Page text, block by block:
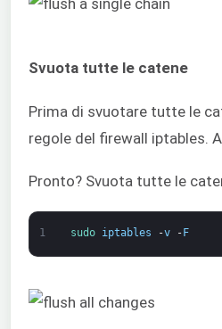
Svuota tutte le catene
Prima di svuotare tutte le
regole del firewall iptables.
Pronto? Svuota tutte le
1 sudo iptables -v -F